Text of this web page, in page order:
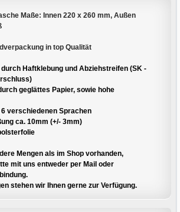
Maße: Innen 220 x 260 mm, Außen
in top Qualität
Haftklebung und Abziehstreifen (SK -
geglättes Papier, sowie hohe
verschiedenen Sprachen
ca. 10mm (+/- 3mm)
Mengen als im Shop vorhanden,
mit uns entweder per Mail oder
stehen wir Ihnen gerne zur Verfügung.